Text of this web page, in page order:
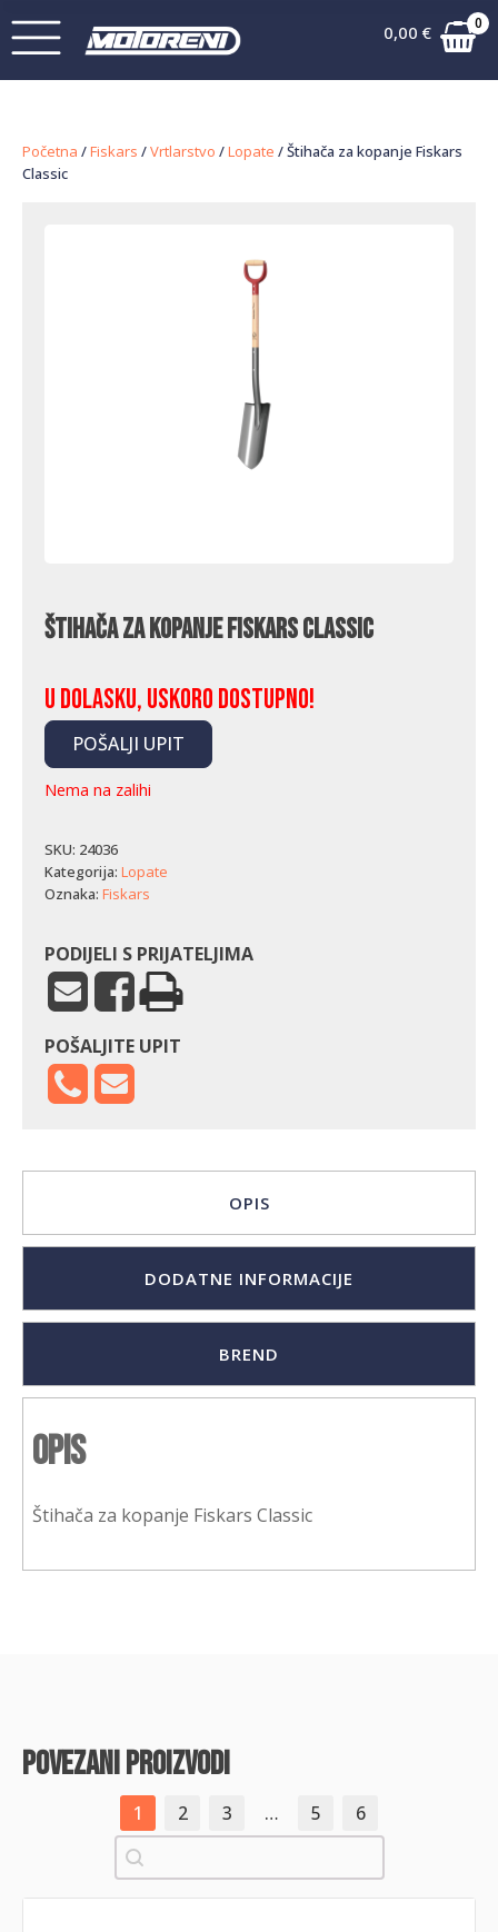
0,00 € 0
Početna /Fiskars /Vrtlarstvo /Lopate / Štihača za kopanje Fiskars
Classic
Štihača za kopanje Fiskars Classic
U dolasku, uskoro dostupno!
POŠALJI UPIT
Nema na zalihi
SKU: 24036
Kategorija: Lopate
Oznaka: Fiskars
PODIJELI S PRIJATELJIMA
POŠALJITE UPIT
OPIS
DODATNE INFORMACIJE
BREND
Opis
Štihača za kopanje Fiskars Classic
povezani proizvodi
1 2 3 … 5
6
Pretraži